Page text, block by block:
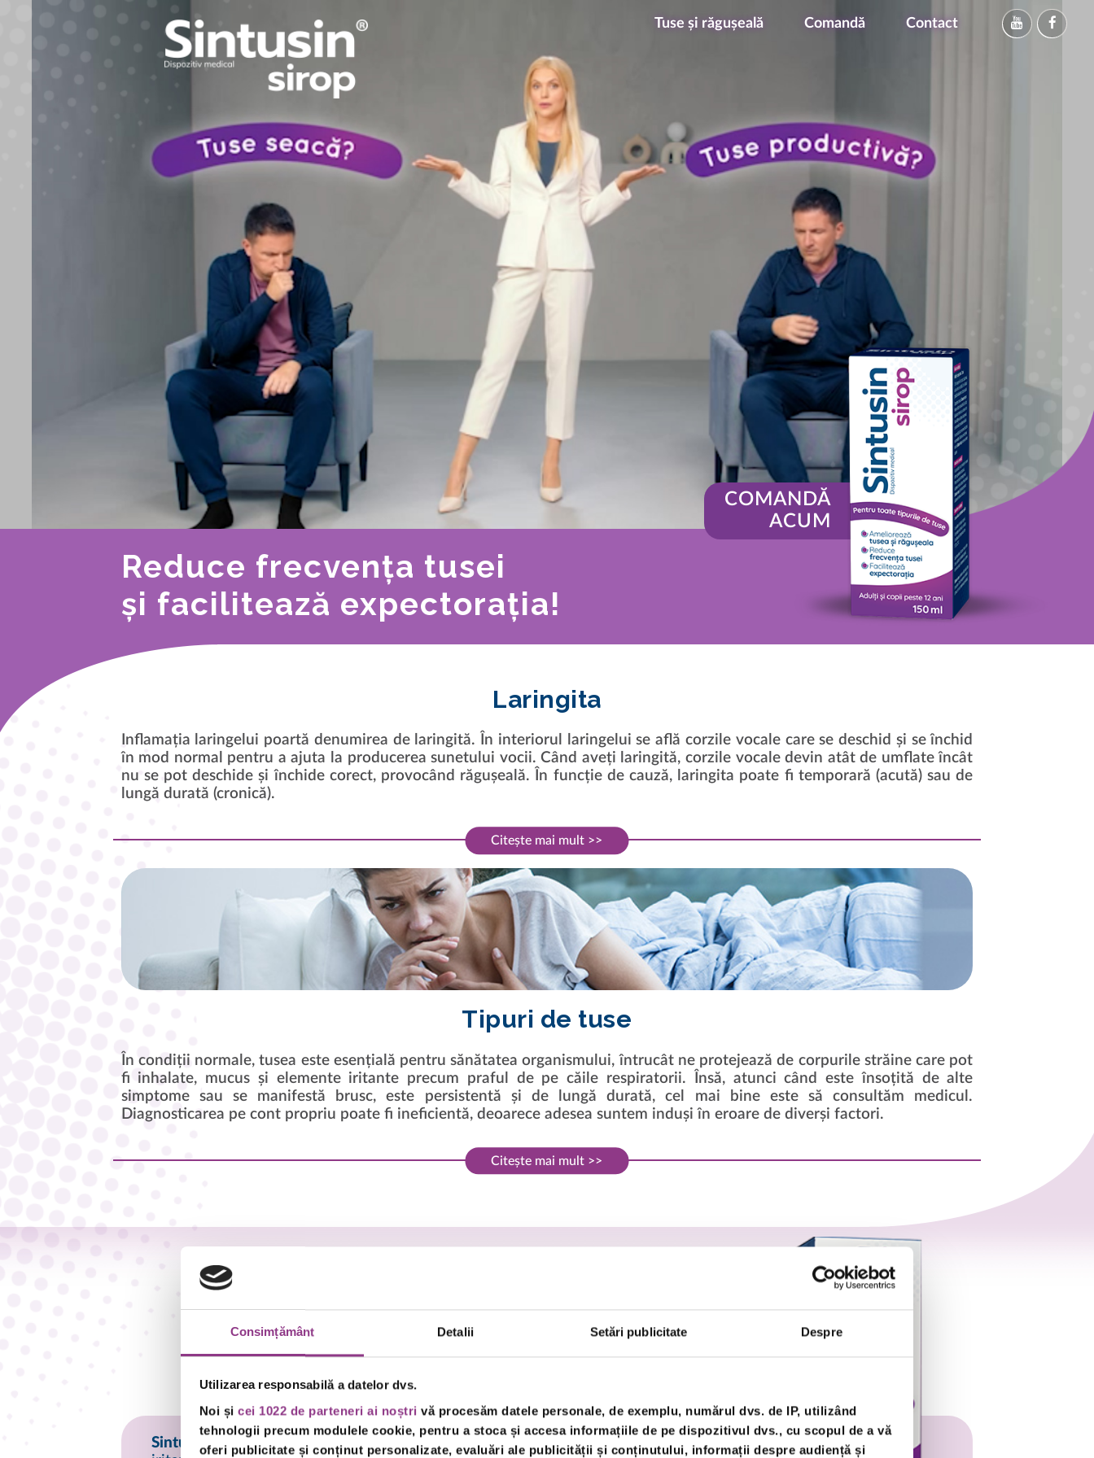
Consimțământ Detalii Setări publicitate Despre
Utilizarea responsabilă a datelor dvs.
Noi și cei 1022 de parteneri ai noștri vă procesăm datele personale, de exemplu, numărul dvs. de IP, utilizând
tehnologii precum modulele cookie, pentru a stoca și accesa informațiile de pe dispozitivul dvs., cu scopul de a vă
oferi publicitate și conținut personalizate, evaluări ale publicității și conținutului, informații despre audiență și
Tuse și răgușeală Comandă Contact
Reduce frecvența tusei
și facilitează expectorația!
COMANDĂ
ACUM
Laringita
Inflamația laringelui poartă denumirea de laringită. În interiorul laringelui se află corzile vocale care se deschid și se închid
în mod normal pentru a ajuta la producerea sunetului vocii. Când aveți laringită, corzile vocale devin atât de umflate încât
nu se pot deschide și închide corect, provocând răgușeală. În funcție de cauză, laringita poate fi temporară (acută) sau de
lungă durată (cronică).
Citește mai mult >>
Tipuri de tuse
În condiții normale, tusea este esențială pentru sănătatea organismului, întrucât ne protejează de corpurile străine care pot
fi inhalate, mucus și elemente iritante precum praful de pe căile respiratorii. Însă, atunci când este însoțită de alte
simptome sau se manifestă brusc, este persistentă și de lungă durată, cel mai bine este să consultăm medicul.
Diagnosticarea pe cont propriu poate fi ineficientă, deoarece adesea suntem induși în eroare de diverși factori.
Citește mai mult >>
Sintusin ®
sirop protejează mucoasa de influența nocivă a factorilor